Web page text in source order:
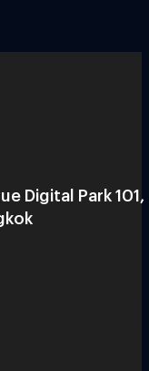
Digital Park 101,